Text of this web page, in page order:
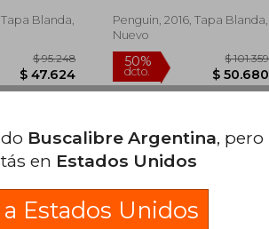
Blanda,
Penguin, 2016, Tapa Blanda,
Nuevo
Buscalibre Argentina, pero
en Estados Unidos
a Estados Unidos